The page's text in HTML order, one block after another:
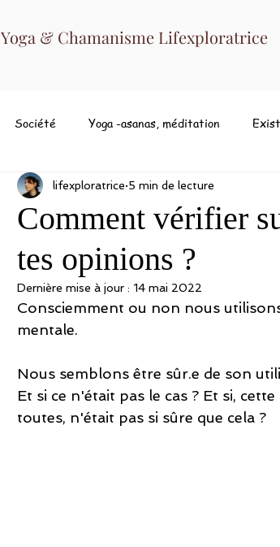
Yoga & Chamanisme Lifexploratrice
Société Yoga -asanas, méditation
Comment vérifier
tes opinions ?
lifexploratrice 5 min de lecture
Dernière mise à jour : 14 mai 2022
Consciemment ou non nous
mentale.
Nous semblons être sûr.e de son
Et si ce n'était pas le cas ? Et si,
toutes, n'était pas si sûre que cela ?